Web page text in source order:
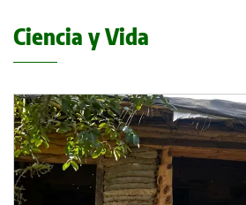
Ciencia y Vida